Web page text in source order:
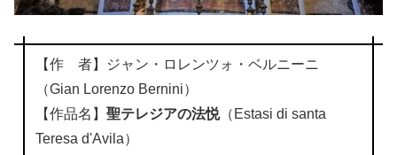
【作 者】ジャン・ロレンツォ・ベルニーニ
（Gian Lorenzo Bernini）
【作品名】 聖テレジアの法悦（Estasi di santa
Teresa d'Avila）